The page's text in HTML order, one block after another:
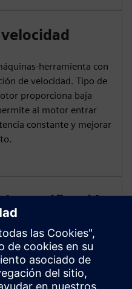
herramienta con
de velocidad. Tipo de
proporciona baja
al motor entrar
constante y mejorar
la certificación
certificaciones
UL, para cumplir con la
en el mercado y